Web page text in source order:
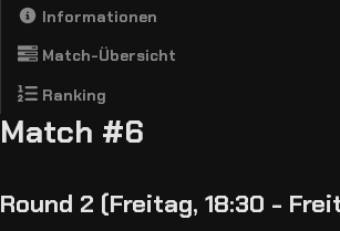
Informationen
Match-Übersicht
Ranking
Match #6
Round 2 (Freitag, 18:30 -